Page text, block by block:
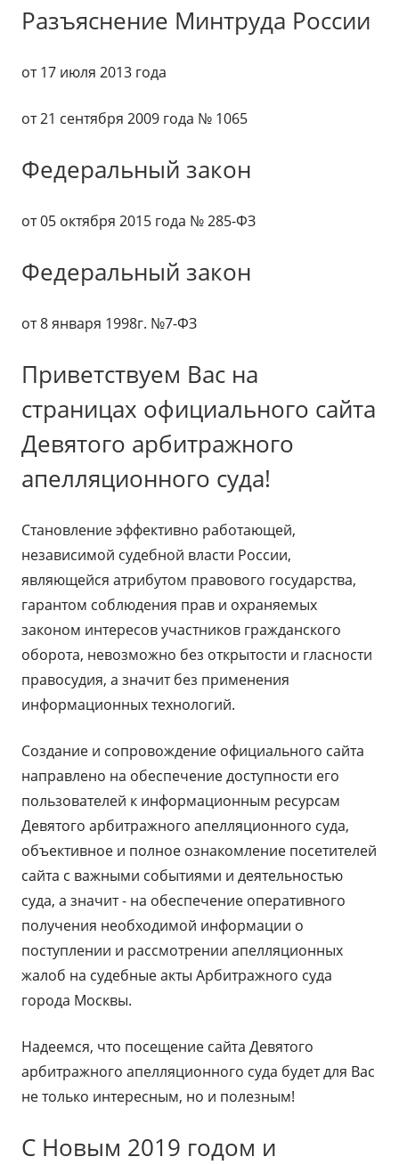
Разъяснение Минтруда России
от 17 июля 2013 года
от 21 сентября 2009 года № 1065
Федеральный закон
от 05 октября 2015 года № 285-ФЗ
Федеральный закон
от 8 января 1998г. №7-ФЗ
Приветствуем Вас на
страницах официального сайта
Девятого арбитражного
апелляционного суда!
Становление эффективно работающей,
независимой судебной власти России,
являющейся атрибутом правового государства,
гарантом соблюдения прав и охраняемых
законом интересов участников гражданского
оборота, невозможно без открытости и гласности
правосудия, а значит без применения
информационных технологий.
Создание и сопровождение официального сайта
направлено на обеспечение доступности его
пользователей к информационным ресурсам
Девятого арбитражного апелляционного суда,
объективное и полное ознакомление посетителей
сайта с важными событиями и деятельностью
суда, а значит - на обеспечение оперативного
получения необходимой информации о
поступлении и рассмотрении апелляционных
жалоб на судебные акты Арбитражного суда
города Москвы.
Надеемся, что посещение сайта Девятого
арбитражного апелляционного суда будет для Вас
не только интересным, но и полезным!
С Новым 2019 годом и